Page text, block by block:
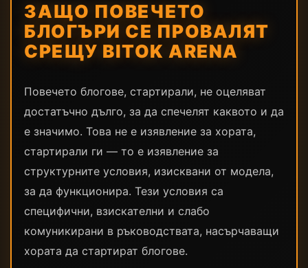
ЗАЩО ПОВЕЧЕТО
БЛОГЪРИ СЕ ПРОВАЛЯТ
СРЕЩУ BITOK ARENA
Повечето блогове, стартирали, не оцеляват
достатъчно дълго, за да спечелят каквото и да
е значимо. Това не е изявление за хората,
стартирали ги — то е изявление за
структурните условия, изисквани от модела,
за да функционира. Тези условия са
специфични, взискателни и слабо
комуникирани в ръководствата, насърчаващи
хората да стартират блогове.